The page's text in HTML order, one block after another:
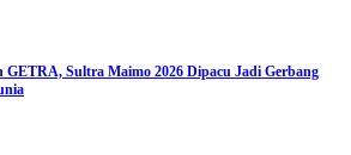
GETRA, Sultra Maimo 2026 Dipacu Jadi Gerbang